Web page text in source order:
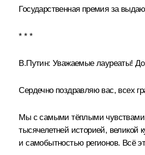
Государственная премия за
* * *
В.Путин: Уважаемые лауреаты!
Сердечно поздравляю вас, всех
Мы с самыми тёплыми чувствами
тысячелетней историей, великой
и самобытностью регионов. Всё